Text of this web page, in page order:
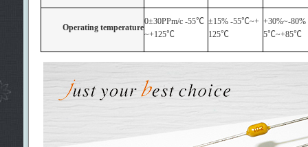
Operating temperature
0±30PPm/c -55℃
~+125℃
±15% -55℃~+
125℃
+30%~-80%
5℃~+85℃